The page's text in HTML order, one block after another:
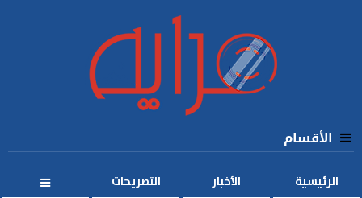
الأقسام
الرئيسية الأخبار التصريحات